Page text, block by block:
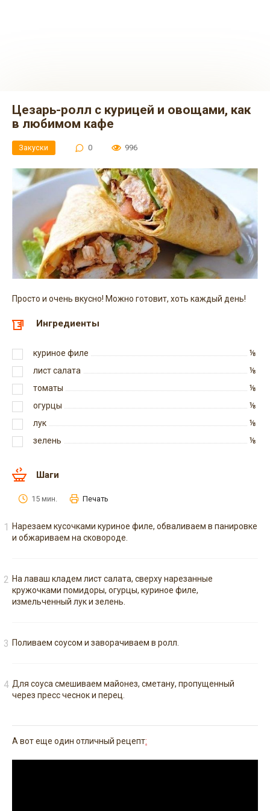
Цезарь-ролл с курицей и овощами, как
в любимом кафе
Закуски 0 996
Просто и очень вкусно! Можно готовит, хоть каждый день!
Ингредиенты
куриное филе
⅛
лист салата
⅛
томаты
⅛
огурцы
⅛
лук
⅛
зелень
⅛
Шаги
15 мин. Печать
Нарезаем кусочками куриное филе, обваливаем в панировке
и обжариваем на сковороде.
На лаваш кладем лист салата, сверху нарезанные
кружочками помидоры, огурцы, куриное филе,
измельченный лук и зелень.
Поливаем соусом и заворачиваем в ролл.
Для соуса смешиваем майонез, сметану, пропущенный
через пресс чеснок и перец.
А вот еще один отличный рецепт: